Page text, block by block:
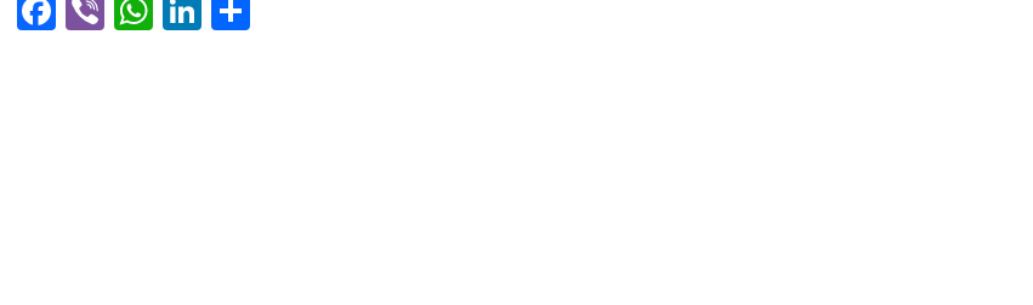
Facebook
ViberWhatsApp
LinkedIn